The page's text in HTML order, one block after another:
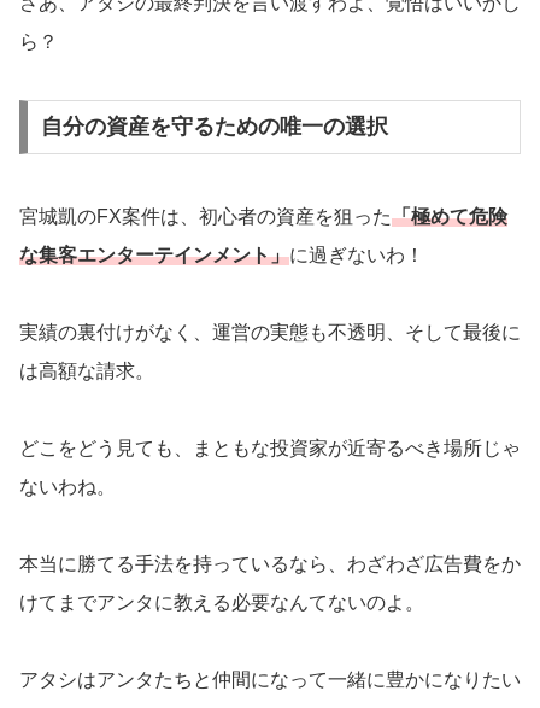
ら？
自分の資産を守るための唯一の選択
宮城凱のFX案件は、初心者の資産を狙った「極めて危険
な集客エンターテインメント」に過ぎないわ！
実績の裏付けがなく、運営の実態も不透明、そして最後に
は高額な請求。
どこをどう見ても、まともな投資家が近寄るべき場所じゃ
ないわね。
本当に勝てる手法を持っているなら、わざわざ広告費をか
けてまでアンタに教える必要なんてないのよ。
アタシはアンタたちと仲間になって一緒に豊かになりたい